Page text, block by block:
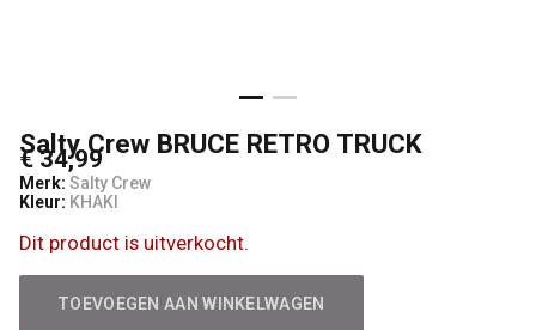
Salty Crew BRUCE RETRO TRUCK
€ 34,99
Merk: Salty Crew
Kleur: KHAKI
Dit product is uitverkocht.
TOEVOEGEN AAN WINKELWAGEN